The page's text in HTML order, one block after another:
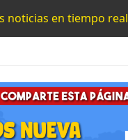
noticias en tiempo real